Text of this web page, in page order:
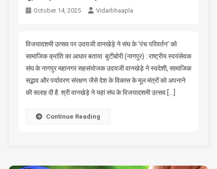
October 14, 2025 Vidarbhaapla
विजयादशमी उत्सव पर उदयजी वानखेड़े ने संघ के ‘पंच परिवर्तन’ को
सामाजिक क्रांति का आधार बताया बुटीबोरी (नागपुर) : राष्ट्रीय स्वयंसेवक
संघ के नागपुर महानगर सहसंयोजक उदयजी वानखेड़े ने स्वदेशी, सामाजिक
सद्भाव और पर्यावरण संरक्षण जैसे देश के विकास के मूल मंत्रों को अपनाने
की सलाह दी है. श्री वानखेड़े ने यहां संघ के विजयादशमी उत्सव […]
Continue Reading